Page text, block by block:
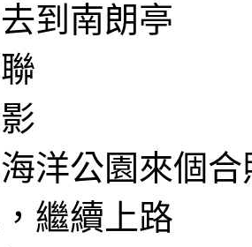
到南朗亭
洋公園來個合
繼續上路